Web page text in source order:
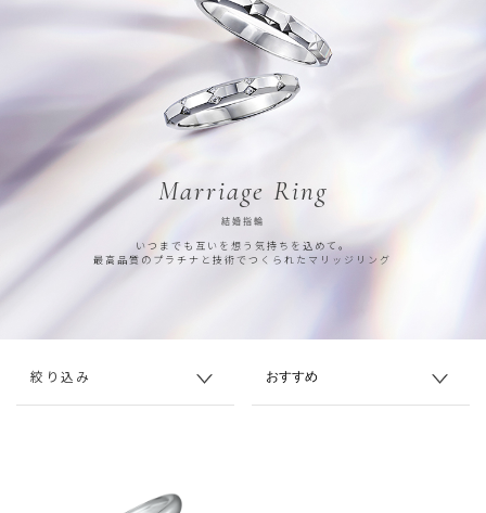
Marriage Ring
結婚指輪
いつまでも互いを想う気持ちを込めて。
最高品質のプラチナと技術でつくられたマリッジリング
絞り込み